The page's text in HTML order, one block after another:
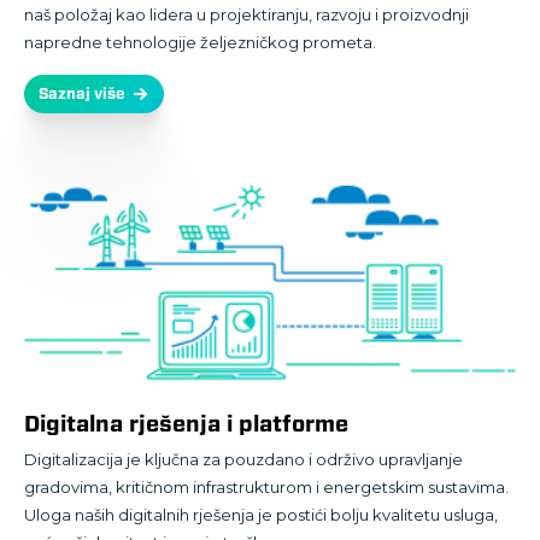
naš položaj kao lidera u projektiranju, razvoju i proizvodnji
napredne tehnologije željezničkog prometa.
Saznaj više
Digitalna rješenja i platforme
Digitalizacija je ključna za pouzdano i održivo upravljanje
gradovima, kritičnom infrastrukturom i energetskim sustavima.
Uloga naših digitalnih rješenja je postići bolju kvalitetu usluga,